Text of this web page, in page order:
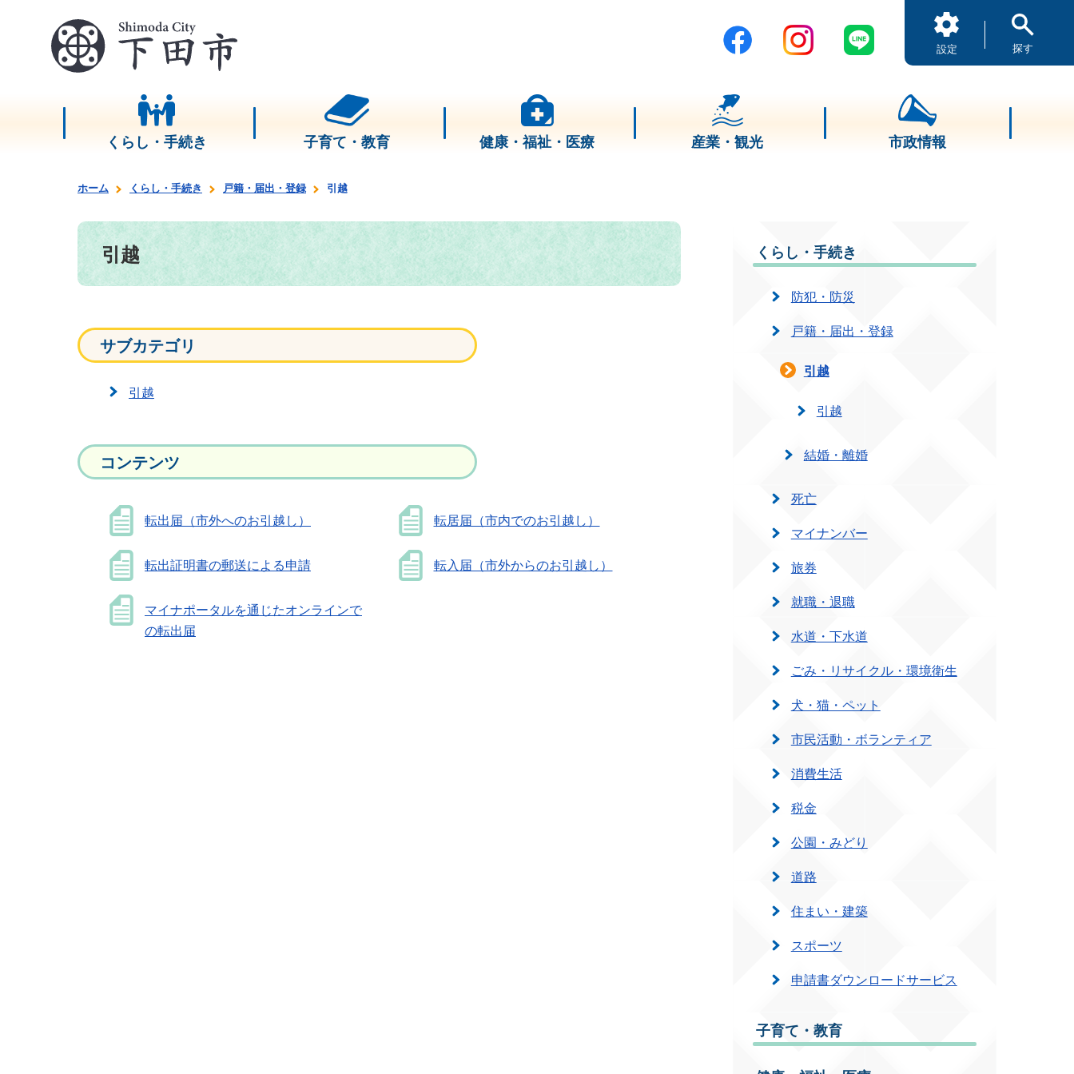
設定 探す
くらし・手続き 子育て・教育 健康・福祉・医療 産業・観光 市政情報
ホーム くらし・手続き 戸籍・届出・登録 引越
引越
サブカテゴリ
引越
コンテンツ
転出届（市外へのお引越し） 転居届（市内でのお引越し）
転出証明書の郵送による申請 転入届（市外からのお引越し）
マイナポータルを通じたオンラインで
の転出届
くらし・手続き
防犯・防災
戸籍・届出・登録
引越
引越
結婚・離婚
死亡
マイナンバー
旅券
就職・退職
水道・下水道
ごみ・リサイクル・環境衛生
犬・猫・ペット
市民活動・ボランティア
消費生活
税金
公園・みどり
道路
住まい・建築
スポーツ
申請書ダウンロードサービス
子育て・教育